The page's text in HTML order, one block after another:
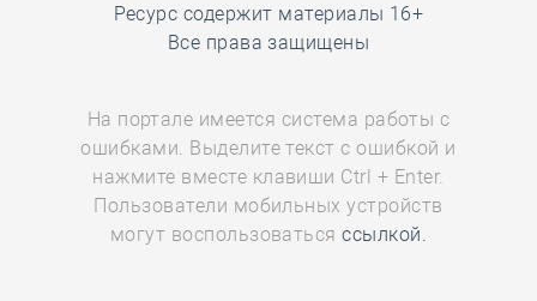
http://zanostroy.ru wants to:
Show notifications
Ресурс содержит материалы 16+
Все права защищены
На портале имеется система работы с
ошибками. Выделите текст с ошибкой и
нажмите вместе клавиши Ctrl + Enter.
Пользователи мобильных устройств
могут воспользоватьсяссылкой.